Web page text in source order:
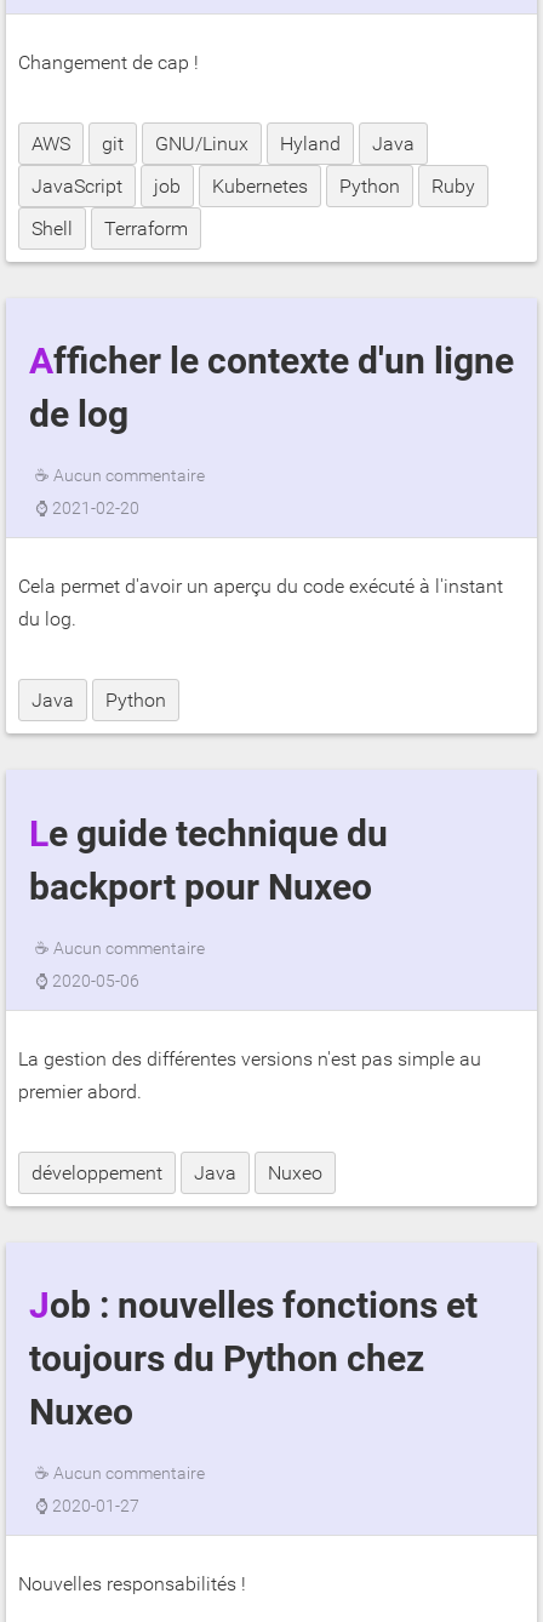
Changement de cap !
AWS git GNU/Linux Hyland
Java
JavaScript
job Kubernetes Python
Ruby
Shell
Terraform
Afficher le contexte d'un ligne
de log
☕ Aucun commentaire
⌚ 2021-02-20
Cela permet d'avoir un aperçu du code exécuté à l'instant
du log.
Java Python
Le guide technique du
backport pour Nuxeo
☕ Aucun commentaire
⌚ 2020-05-06
La gestion des différentes versions n'est pas simple au
premier abord.
développement Java Nuxeo
Job : nouvelles fonctions et
toujours du Python chez
Nuxeo
☕ Aucun commentaire
⌚ 2020-01-27
Nouvelles responsabilités !